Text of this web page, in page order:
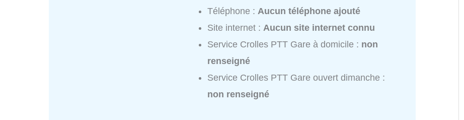
Téléphone :Aucun téléphone ajouté
Site internet :Aucun site internet connu
Service Crolles PTT Gare à domicile : non
renseigné
Service Crolles PTT Gare ouvert dimanche :
non renseigné